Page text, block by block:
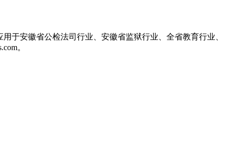
于安徽省公检法司行业、安徽省监狱行业、全省教育行业、
。